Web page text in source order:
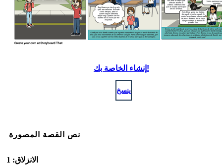
إنشاء الخاصة بك!
ينسخ
نص القصة المصورة
الانزلاق: 1